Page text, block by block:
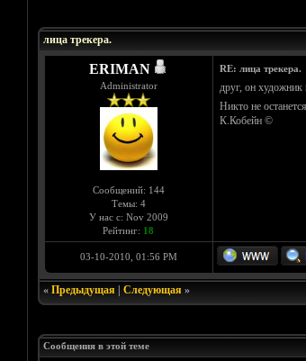
лица трекера.
ERIMAN
Administrator
Сообщений: 144
Темы: 4
У нас с: Nov 2009
Рейтинг: 18
RE: лица трекера.
друг, он художник
Никто не
К.Кобейн ©
03-10-2010, 01:56 PM
« Предыдущая| Следующая»
Сообщения в этой теме